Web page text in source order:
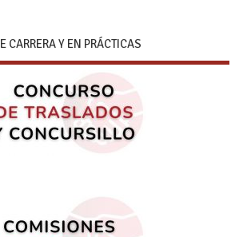
CARRERA Y EN PRÁCTICAS